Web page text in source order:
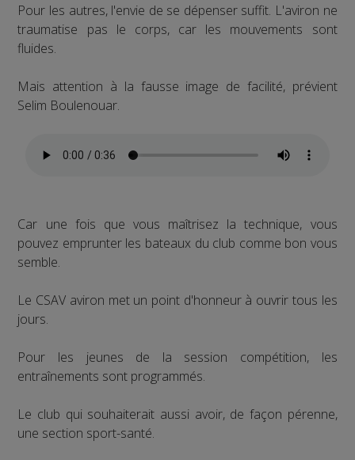
Pour les autres, l'envie de se dépenser suffit. L'aviron ne
traumatise pas le corps, car les mouvements sont
fluides.
Mais attention à la fausse image de facilité, prévient
Selim Boulenouar.
Car une fois que vous maîtrisez la technique, vous
pouvez emprunter les bateaux du club comme bon vous
semble.
Le CSAV aviron met un point d'honneur à ouvrir tous les
jours.
Pour les jeunes de la session compétition, les
entraînements sont programmés.
Le club qui souhaiterait aussi avoir, de façon pérenne,
une section sport-santé.